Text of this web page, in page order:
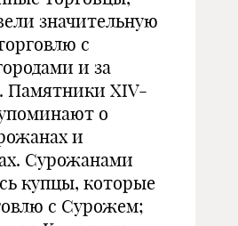
значительную
с
и за
Памятники XIV-
о
и
Сурожанами
купцы, которые
с Сурожем;